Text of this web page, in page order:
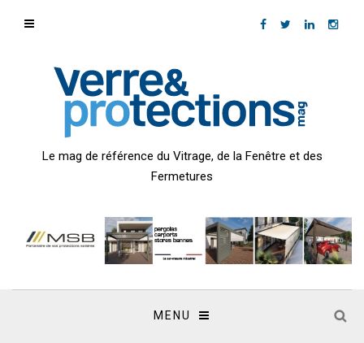
Le mag de référence du Vitrage, de la Fenêtre et des
Fermetures
MENU